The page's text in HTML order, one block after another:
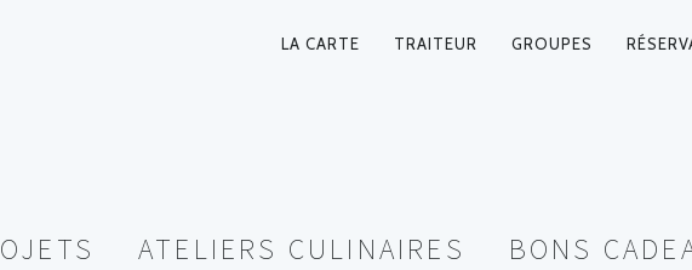
NAVIGATION
LA CARTE TRAITEUR GROUPES
ATELIERS CULINAIRES
BONS